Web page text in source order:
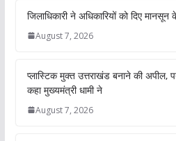
जिलाधिकारी ने अधिकारियों को दिए
August 7, 2026
प्लास्टिक मुक्त उत्तराखंड बनाने की अपील,
कहा मुख्यमंत्री धामी ने
August 7, 2026